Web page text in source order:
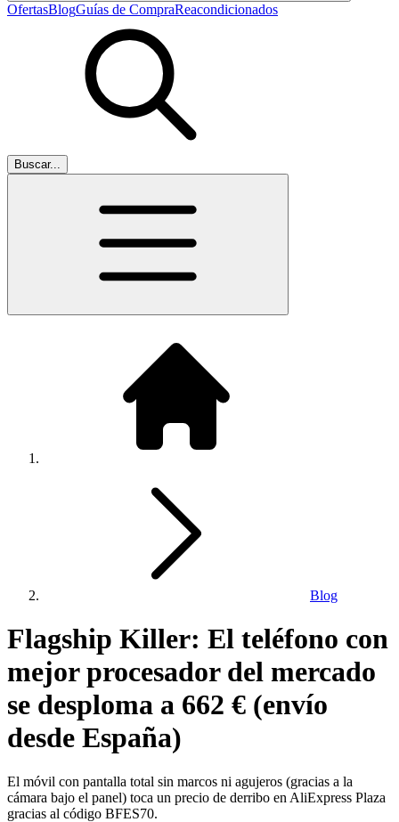
OfertasBlogGuías de CompraReacondicionados
Buscar...
Blog
Flagship Killer: El teléfono con
mejor procesador del mercado
se desploma a 662 € (envío
desde España)
El móvil con pantalla total sin marcos ni agujeros (gracias a la
cámara bajo el panel) toca un precio de derribo en AliExpress Plaza
gracias al código BFES70.